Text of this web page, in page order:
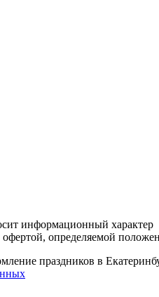
информационный характер
определяемой
праздников в